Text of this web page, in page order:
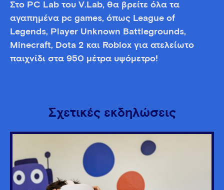
Στο PC Lab του V.Lab, θα βρείτε όλα τα
αγαπημένα pc games, όπως League of
Legends, Player Unknown Battlegrounds,
Minecraft, Dota 2 και Roblox για ατελείωτο
παιχνίδι στα 950 μέτρα υψόμετρο!
Σχετικές εκδηλώσεις